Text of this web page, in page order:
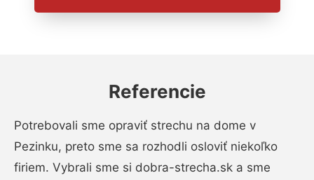
Referencie
Potrebovali sme opraviť strechu na dome v
Pezinku, preto sme sa rozhodli osloviť niekoľko
firiem. Vybrali sme si dobra-strecha.sk a sme